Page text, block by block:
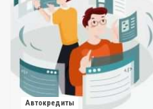
Автокредиты